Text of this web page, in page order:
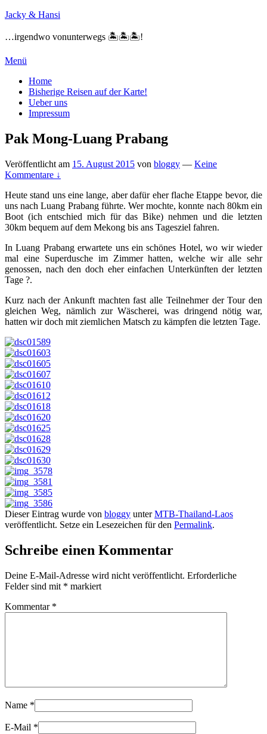
Zum
springen
Jacky & Hansi
…irgendwo vonunterwegs 🏝🏝🏝!
Menü
Primäres
Menü
Home
Bisherige Reisen auf der Karte!
Ueber uns
Impressum
Pak Mong-Luang Prabang
Veröffentlicht am 15. August 2015 von bloggy — Keine
Kommentare ↓
Heute stand uns eine lange, aber dafür eher flache Etappe bevor, die
uns nach Luang Prabang führte. Wer mochte, konnte nach 80km ein
Boot (ich entschied mich für das Bike) nehmen und die letzten
30km bequem auf dem Mekong bis ans Tagesziel fahren.
In Luang Prabang erwartete uns ein schönes Hotel, wo wir wieder
mal eine Superdusche im Zimmer hatten, welche wir alle sehr
genossen, nach den doch eher einfachen Unterkünften der letzten
Tage ?.
Kurz nach der Ankunft machten fast alle Teilnehmer der Tour den
gleichen Weg, nämlich zur Wäscherei, was dringend nötig war,
hatten wir doch mit ziemlichen Matsch zu kämpfen die letzten Tage.
Dieser Eintrag wurde von bloggy unterMTB-Thailand-Laos
veröffentlicht. Setze ein Lesezeichen für den Permalink.
Schreibe einen Kommentar
Deine E-Mail-Adresse wird nicht veröffentlicht. Erforderliche
Felder sind mit * markiert
Kommentar *
Name *
E-Mail *